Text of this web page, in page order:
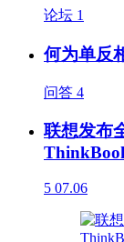
论坛 1
何为单反
问答 4
联想发布
5 07.06